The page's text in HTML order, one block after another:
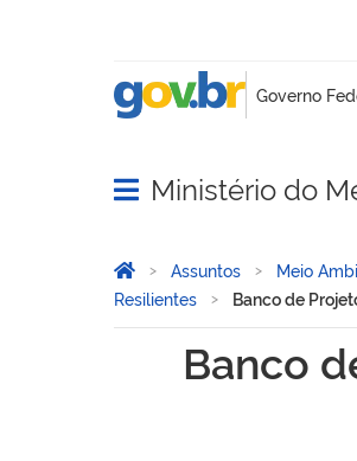
Abrir menu principal de
Ministério do
Você está aqui:
Página Inicial
Assuntos Meio
Resilientes
Banco de
Banco deBanco